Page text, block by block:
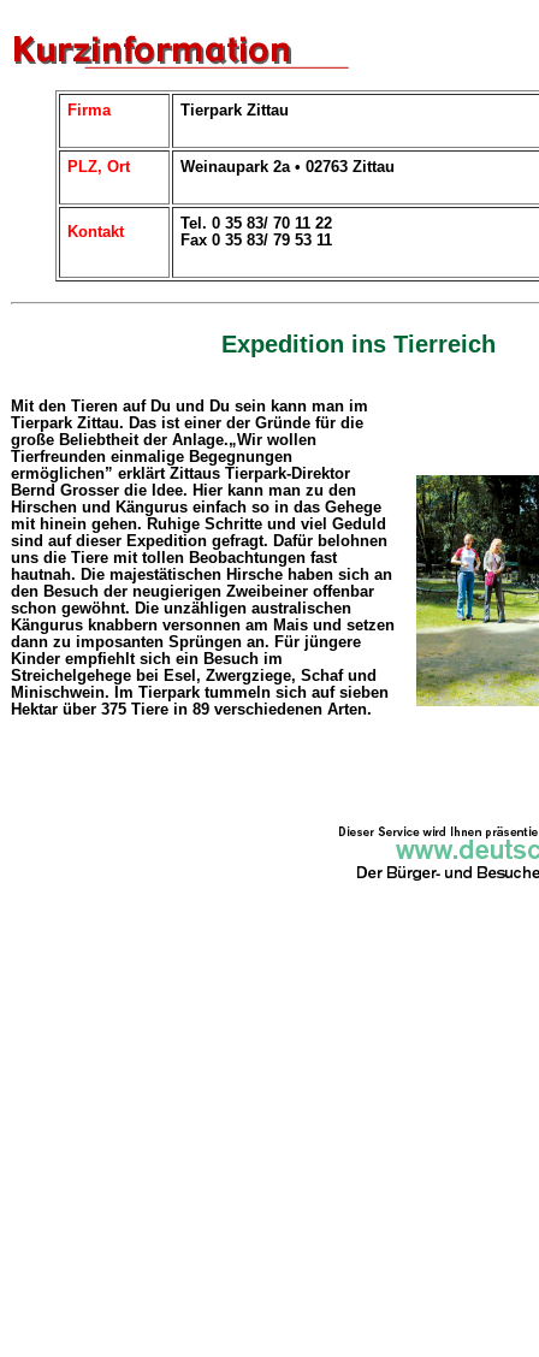
Firma Tierpark Zittau
PLZ, Ort Weinaupark 2a • 02763 Zittau
Kontakt
Tel. 0 35 83/ 70 11 22
Fax 0 35 83/ 79 53 11
Expedition ins Tierreich
Mit den Tieren auf Du und Du sein kann man im
Tierpark Zittau. Das ist einer der Gründe für die
große Beliebtheit der Anlage.„Wir wollen
Tierfreunden einmalige Begegnungen
ermöglichen” erklärt Zittaus Tierpark-Direktor
Bernd Grosser die Idee. Hier kann man zu den
Hirschen und Kängurus einfach so in das Gehege
mit hinein gehen. Ruhige Schritte und viel Geduld
sind auf dieser Expedition gefragt. Dafür belohnen
uns die Tiere mit tollen Beobachtungen fast
hautnah. Die majestätischen Hirsche haben sich an
den Besuch der neugierigen Zweibeiner offenbar
schon gewöhnt. Die unzähligen australischen
Kängurus knabbern versonnen am Mais und setzen
dann zu imposanten Sprüngen an. Für jüngere
Kinder empfiehlt sich ein Besuch im
Streichelgehege bei Esel, Zwergziege, Schaf und
Minischwein. Im Tierpark tummeln sich auf sieben
Hektar über 375 Tiere in 89 verschiedenen Arten.